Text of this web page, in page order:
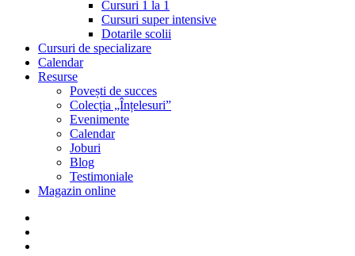
Cursuri 1 la 1
Cursuri super intensive
Dotarile scolii
Cursuri de specializare
Calendar
Resurse
Povești de succes
Colecția „Înțelesuri”
Evenimente
Calendar
Joburi
Blog
Testimoniale
Magazin online